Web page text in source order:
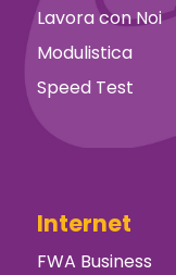
Lavora con Noi
Modulistica
Speed Test
Internet
FWA Business